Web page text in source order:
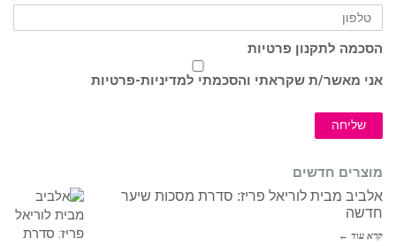
הסכמה לתקנון פרטיות
אני מאשר/ת שקראתי והסכמתי למדיניות-פרטיות
שליחה
מוצרים חדשים
אלביב מבית לוריאל פריז: סדרת מסכות שיער
חדשה
קרא עוד ←